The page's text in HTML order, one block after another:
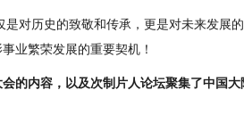
对历史的致敬和传承，更是对未来发展
业繁荣发展的重要契机！
的内容，以及次制片人论坛聚集了中国